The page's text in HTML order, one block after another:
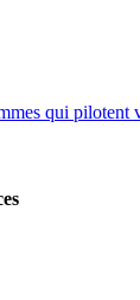
qui pilotent